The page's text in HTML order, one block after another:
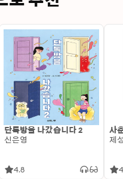
단톡방을 나갔습니다 2
신은영
4.8
사
제